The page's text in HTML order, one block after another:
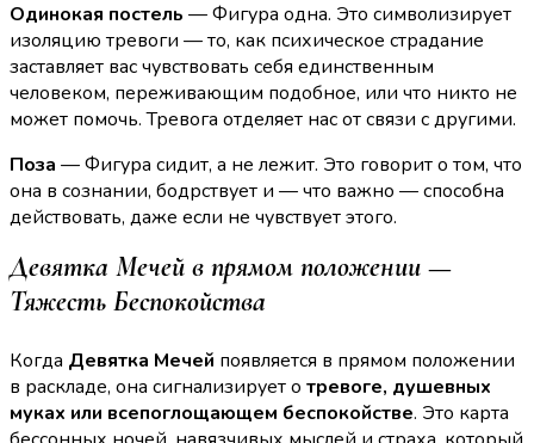
Одинокая постель — Фигура одна. Это символизирует
изоляцию тревоги — то, как психическое страдание
заставляет вас чувствовать себя единственным
человеком, переживающим подобное, или что никто не
может помочь. Тревога отделяет нас от связи с другими.
Поза — Фигура сидит, а не лежит. Это говорит о том, что
она в сознании, бодрствует и — что важно — способна
действовать, даже если не чувствует этого.
Девятка Мечей в прямом положении —
Тяжесть Беспокойства
Когда Девятка Мечей появляется в прямом положении
в раскладе, она сигнализирует о тревоге, душевных
муках или всепоглощающем беспокойстве. Это карта